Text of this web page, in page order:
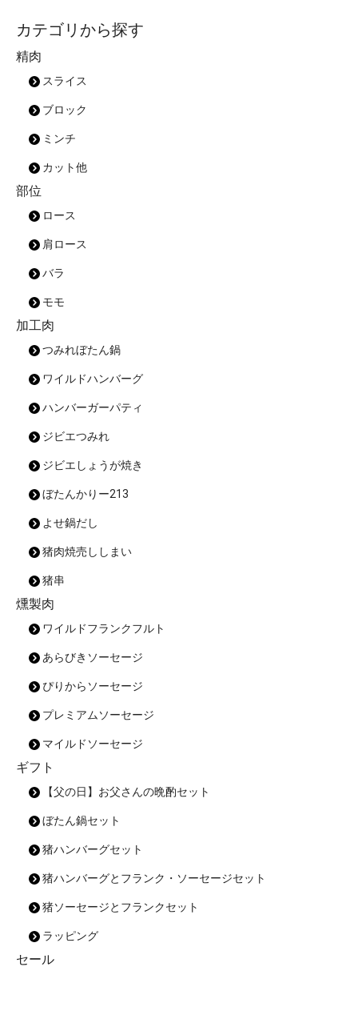
カテゴリから探す
精肉
スライス
ブロック
ミンチ
カット他
部位
ロース
肩ロース
バラ
モモ
加工肉
つみれぼたん鍋
ワイルドハンバーグ
ハンバーガーパティ
ジビエつみれ
ジビエしょうが焼き
ぼたんかりー213
よせ鍋だし
猪肉焼売ししまい
猪串
燻製肉
ワイルドフランクフルト
あらびきソーセージ
ぴりからソーセージ
プレミアムソーセージ
マイルドソーセージ
ギフト
【父の日】お父さんの晩酌セット
ぼたん鍋セット
猪ハンバーグセット
猪ハンバーグとフランク・ソーセージセット
猪ソーセージとフランクセット
ラッピング
セール